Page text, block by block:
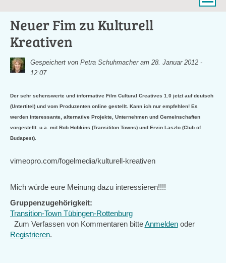
Neuer Fim zu Kulturell
Kreativen
Gespeichert von Petra Schuhmacheram 28. Januar 2012 -
12:07
Der sehr sehenswerte und informative Film Cultural Creatives 1.0 jetzt auf deutsch
(Untertitel) und vom Produzenten online gestellt. Kann ich nur empfehlen! Es
werden interessante, alternative Projekte, Unternehmen und Gemeinschaften
vorgestellt. u.a. mit Rob Hobkins (Transititon Towns) und Ervin Laszlo (Club of
Budapest).
vimeopro.com/fogelmedia/kulturell-kreativen
Mich würde eure Meinung dazu interessieren!!!!
Gruppenzugehörigkeit:
Transition-Town Tübingen-Rottenburg
Zum Verfassen von Kommentaren bitteAnmeldenoder
Registrieren.